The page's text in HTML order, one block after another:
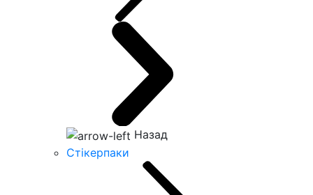
Назад
Стікерпаки